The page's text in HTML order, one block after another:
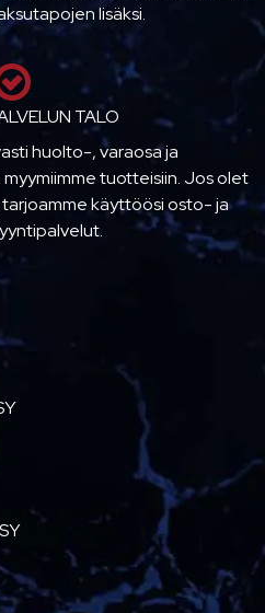
lisäksi.
TALO
huolto-, varaosa ja
tuotteisiin. Jos olet
käyttöösi osto- ja